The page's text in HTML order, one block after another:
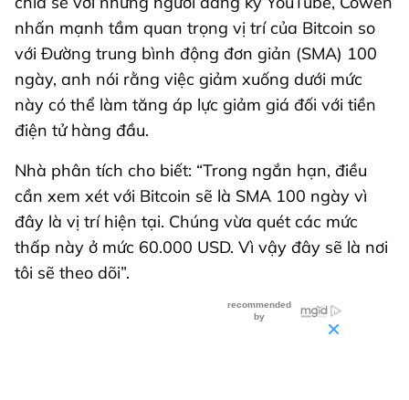
nhấn mạnh tầm quan trọng vị trí của Bitcoin so
với Đường trung bình động đơn giản (SMA) 100
ngày, anh nói rằng việc giảm xuống dưới mức
này có thể làm tăng áp lực giảm giá đối với tiền
điện tử hàng đầu.
Nhà phân tích cho biết: “Trong ngắn hạn, điều
cần xem xét với Bitcoin sẽ là SMA 100 ngày vì
đây là vị trí hiện tại. Chúng vừa quét các mức
thấp này ở mức 60.000 USD. Vì vậy đây sẽ là nơi
tôi sẽ theo dõi”.